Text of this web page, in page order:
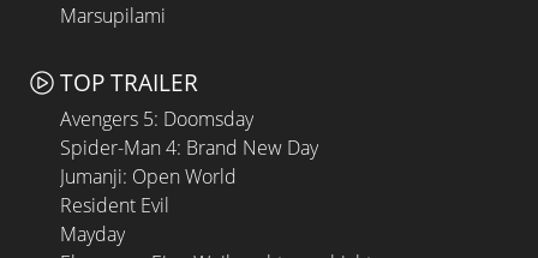
Marsupilami
TOP TRAILER
Avengers 5: Doomsday
Spider-Man 4: Brand New Day
Jumanji: Open World
Resident Evil
Mayday